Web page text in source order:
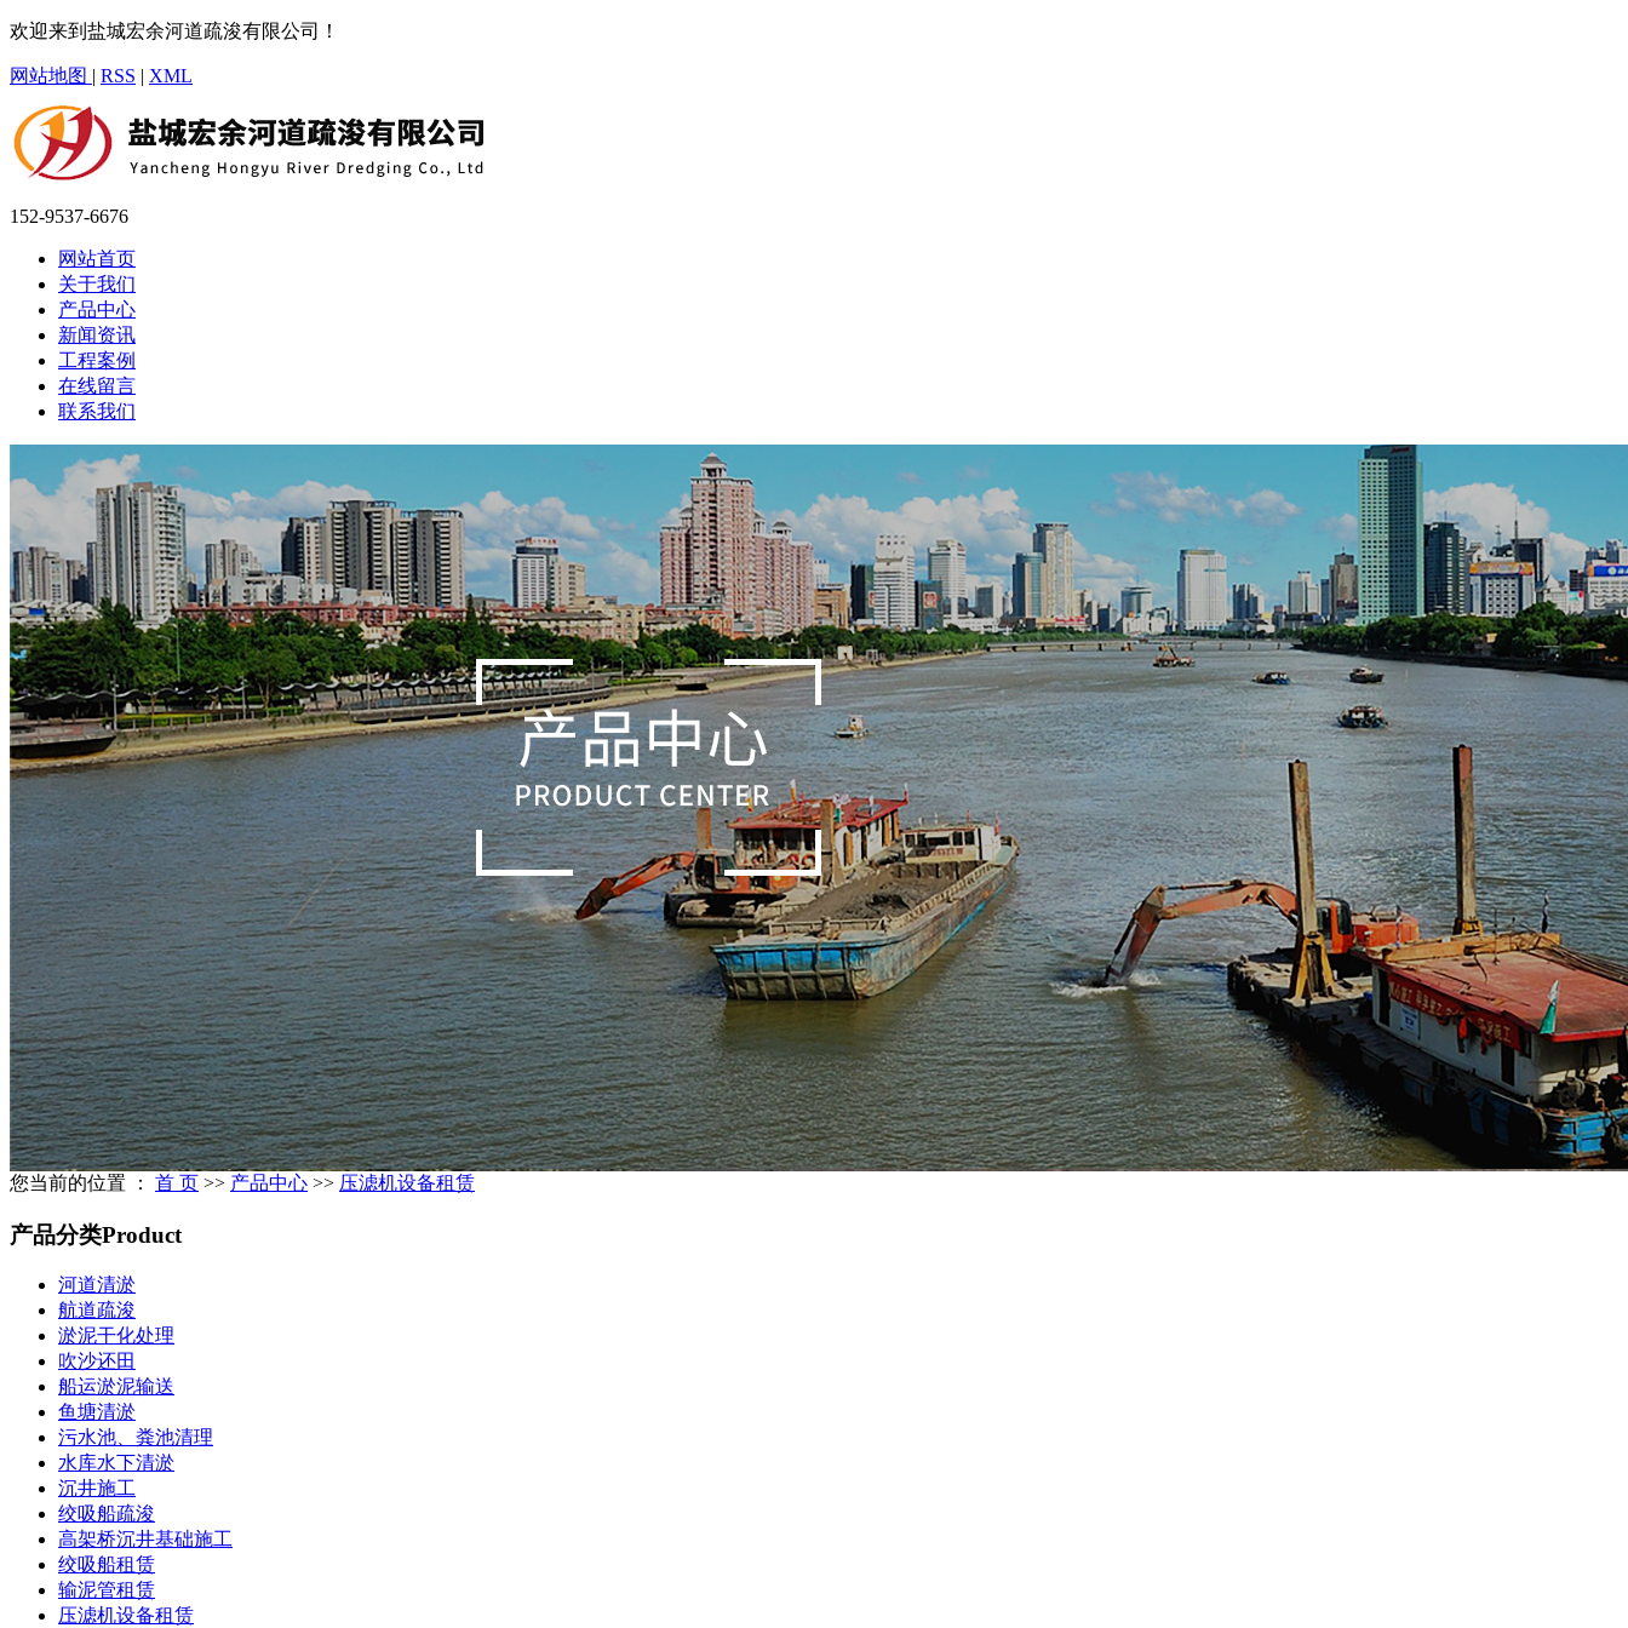
欢迎来到盐城宏余河道疏浚有限公司！
网站地图 | RSS | XML
152-9537-6676
网站首页
关于我们
产品中心
新闻资讯
工程案例
在线留言
联系我们
您当前的位置 ： 首 页 >> 产品中心 >> 压滤机设备租赁
产品分类Product
河道清淤
航道疏浚
淤泥干化处理
吹沙还田
船运淤泥输送
鱼塘清淤
污水池、粪池清理
水库水下清淤
沉井施工
绞吸船疏浚
高架桥沉井基础施工
绞吸船租赁
输泥管租赁
压滤机设备租赁